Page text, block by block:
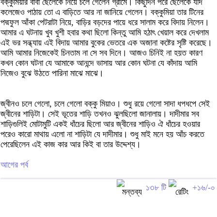
বক্কুমিয়ার বাবা ছেলেকে নিয়ে চলে গেলেন গ্রামে। কিছুদিন পরে ছেলেকে যদি
কলেজেও পাঠায় তো এ বাড়িতে আর না জানিয়ে গেলেন। বক্কুমিয়া তার টিনের
পদ্মফুল আঁকা পেটরাটা নিয়ে, বাড়ির বড়দের পায়ে ধরে সালাম করে বিদায় নিলেন।
আমার এ ঘটনায় খুব খুশী হবার কথা ছিলো কিন্তু আমি হঠাৎ খেয়াল করে দেখলাম
এই ভর সন্ধ্যায় এই বিদায় আমার বুকের ভেতরে এক অজানা কষ্টের সৃষ্টি করেছে।
আমি আমার নিজেকেই চিনতাম না সে সব দিনে। আজও চিনিই না হয়ত কারণ
কখন কোন ঘটনা যে আমাকে আনন্দে ভাসায় আর কোন ঘটনা যে কাঁদায় আমি
নিজেও বুঝে উঠতে পারিনা মাঝে মাঝে।
জ্বীনও চলে গেলো, চলে গেলো বক্কু মিয়াও। শুধু রয়ে গেলো সাদা ধপধপে সেই
জ্বীনের শাড়িটা। সেই ভূতের শাড়ি তখনও ঝুলছিলো জানালায়। দাদীমার সব
শাড়িগুলিই মোটামুটি একই ধাঁচের ছিলো আর জ্বীনের শাড়িও ঐ ধাঁচের হওয়ার
পরেও কারো মাথায় এলো না শাড়িটা যে দাদীমার। শুধু মাই মনে হয় আঁচ করতে
পেরেছিলেন এই কাজ কার আর কিই বা তার উদ্দেশ্য।
আগের পর্ব
১৩৮ টি +১৬/-০